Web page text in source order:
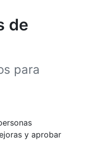
de
para
y aprobar